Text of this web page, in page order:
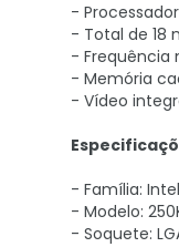
-
- Total de 18
- Frequência
- Memória
- Vídeo
- Família:
- Modelo:
- Soquete: